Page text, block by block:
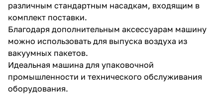
различным стандартным насадкам, входящим в
комплект поставки.
Благодаря дополнительным аксессуарам машину
можно использовать для выпуска воздуха из
вакуумных пакетов.
Идеальная машина для упаковочной
промышленности и технического обслуживания
оборудования.